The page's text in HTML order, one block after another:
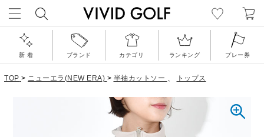
新 着 ブランド カテゴリ ランキング プレー券
TOP > ニューエラ(NEW ERA) > 半袖カットソー 、 トップス